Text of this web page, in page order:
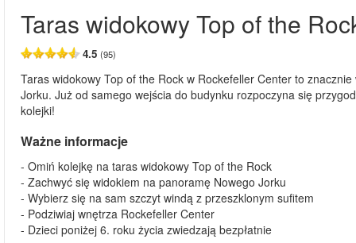
Taras widokowy Top of the
4.5 (95)
Taras widokowy Top of the Rock w Rockefeller Center to
Jorku. Już od samego wejścia do budynku rozpoczyna się
kolejki!
Ważne informacje
- Omiń kolejkę na taras widokowy Top of the Rock
- Zachwyć się widokiem na panoramę Nowego Jorku
- Wybierz się na sam szczyt windą z przeszklonym sufitem
- Podziwiaj wnętrza Rockefeller Center
- Dzieci poniżej 6. roku życia zwiedzają bezpłatnie